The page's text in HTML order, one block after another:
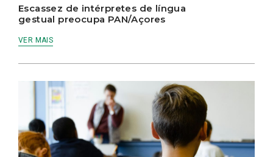
Escassez de intérpretes de língua
gestual preocupa PAN/Açores
VER MAIS